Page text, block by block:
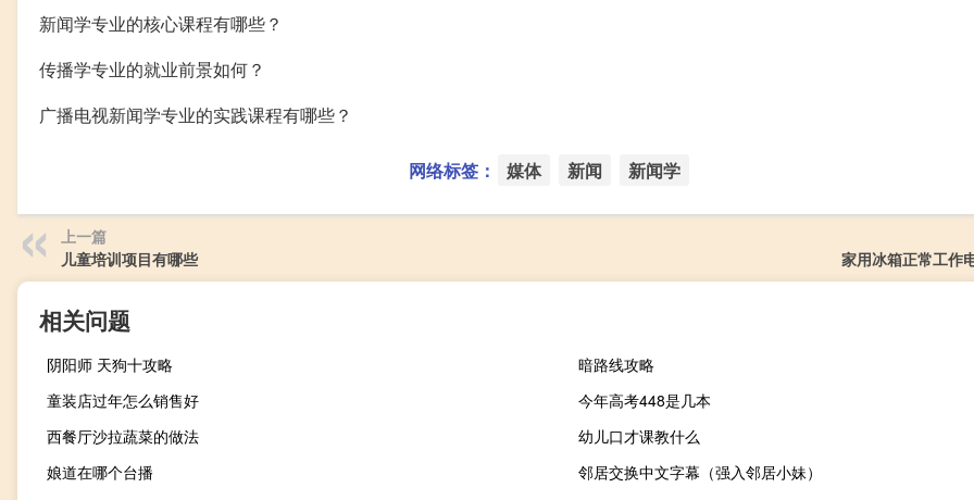
新闻学专业的核心课程有哪些？
传播学专业的就业前景如何？
广播电视新闻学专业的实践课程有哪些？
网络标签： 媒体 新闻 新闻学
上一篇
儿童培训项目有哪些
家用冰箱正常工作
相关问题
阴阳师 天狗十攻略
暗路线攻略
童装店过年怎么销售好
今年高考448是几本
西餐厅沙拉蔬菜的做法
幼儿口才课教什么
娘道在哪个台播
邻居交换中文字幕（强入邻居小妹）